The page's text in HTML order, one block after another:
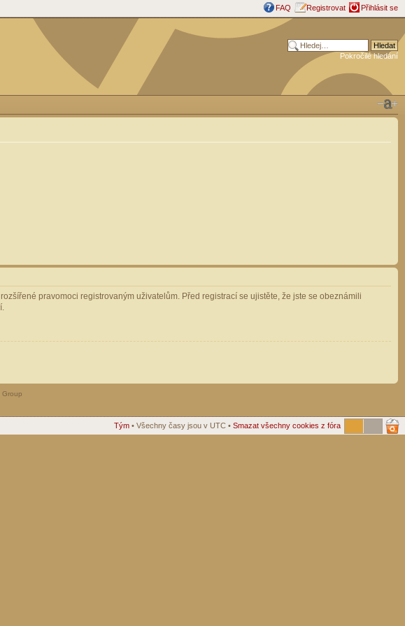
FAQ Registrovat Přihlásit se
Pokročilé hledání
pravomoci registrovaným uživatelům. Před registrací se ujistěte, že jste se obeznámili
Tým • Všechny časy jsou v UTC • Smazat všechny cookies z fóra